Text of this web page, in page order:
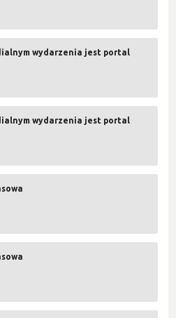
wydarzenia jest portal
wydarzenia jest portal